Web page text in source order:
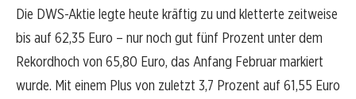
Die DWS-Aktie legte heute kräftig zu und kletterte zeitweise
bis auf 62,35 Euro – nur noch gut fünf Prozent unter dem
Rekordhoch von 65,80 Euro, das Anfang Februar markiert
wurde. Mit einem Plus von zuletzt 3,7 Prozent auf 61,55 Euro